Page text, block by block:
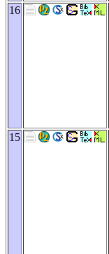
16
15